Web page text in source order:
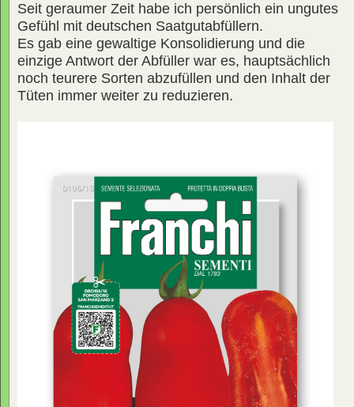
Seit geraumer Zeit habe ich persönlich ein ungutes
Gefühl mit deutschen Saatgutabfüllern.
Es gab eine gewaltige Konsolidierung und die
einzige Antwort der Abfüller war es, hauptsächlich
noch teurere Sorten abzufüllen und den Inhalt der
Tüten immer weiter zu reduzieren.